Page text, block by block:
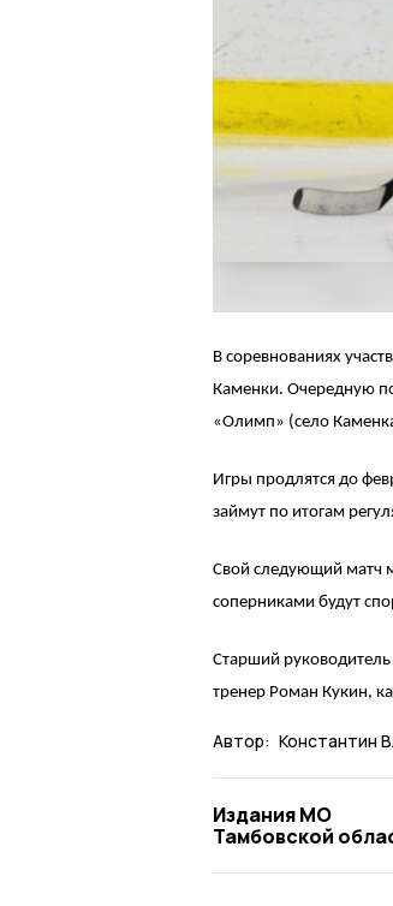
В соревнованиях
Каменки. Очередную
«Олимп» (село
Игры продлятся до
займут по итогам
Свой следующий матч
соперниками будут
Старший
тренер Роман Кукин,
Автор: Константин
Издания МО
Тамбовской